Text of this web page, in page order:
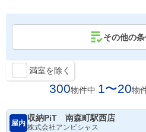
その他の
満室を除く
300物件中 1〜20物
屋内
収納PiT 南森町駅西店
株式会社アンビシャス